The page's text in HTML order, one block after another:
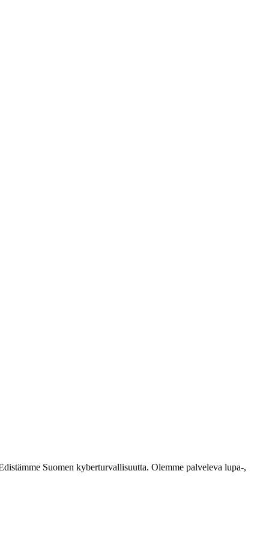
Suomen kyberturvallisuutta. Olemme palveleva lupa-,